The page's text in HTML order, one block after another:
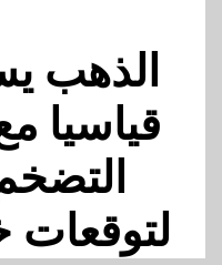
الذهب
قياسيا
لتوقعات